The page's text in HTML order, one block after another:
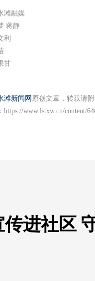
滩融媒
蒋静
利
甘
滩新闻网 原创文章，转载请
https://www.lstxw.cn/content/
进社区